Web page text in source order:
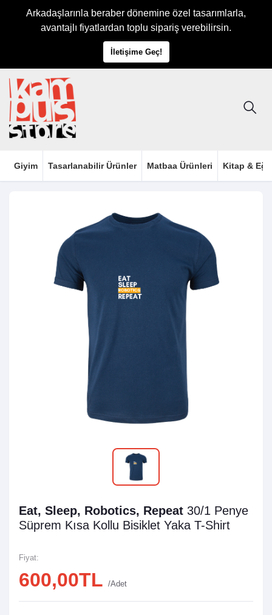
Arkadaşlarınla beraber dönemine özel tasarımlarla,
avantajlı fiyatlardan toplu sipariş verebilirsin.
İletişime Geç!
Giyim Tasarlanabilir Ürünler Matbaa Ürünleri Kitap &
Eat, Sleep, Robotics, Repeat 30/1 Penye
Süprem Kısa Kollu Bisiklet Yaka T-Shirt
Fiyat:
600,00TL /Adet